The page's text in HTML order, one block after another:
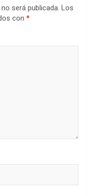
será publicada. Los
con *